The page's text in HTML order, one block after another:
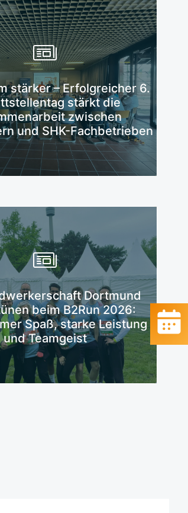
stärker – Erfolgreicher 6.
stärkt die
zwischen
und SHK-Fachbetrieben
Mehr erfahren
Dortmund
beim B2Run 2026:
Spaß, starke Leistung
und Teamgeist
Mehr erfahren